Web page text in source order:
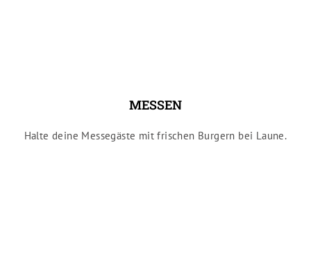
MESSEN
Halte deine Messegäste mit frischen Burgern bei Laune.